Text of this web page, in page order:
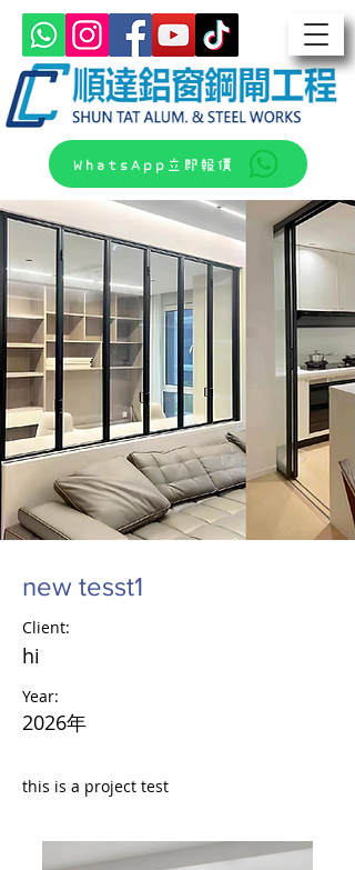
WhatsApp立即報價
new tesst1
Client:
hi
Year:
2026年
this is a project test